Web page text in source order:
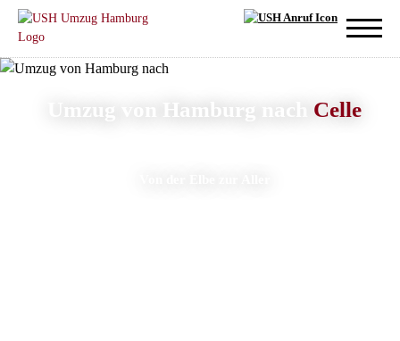
Umzug von Hamburg nach Celle